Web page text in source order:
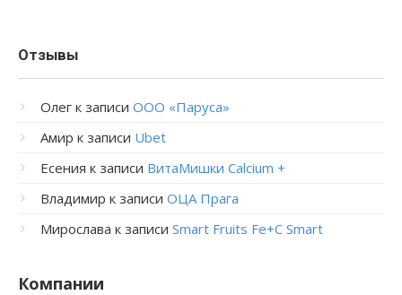
Отзывы
Олег к записи ООО «Паруса»
Амир к записи Ubet
Есения к записи ВитаМишки Calcium +
Владимир к записи ОЦА Прага
Мирослава к записи Smart Fruits Fe+C Smart
Компании